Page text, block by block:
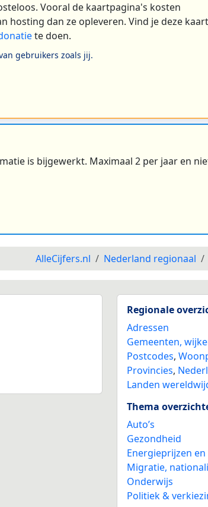
Vooral de kaartpagina's kosten
hosting dan ze opleveren. Vind je deze kaart
te doen.
gebruikers zoals jij.
is bijgewerkt. Maximaal 2 per jaar en
AlleCijfers.nl Nederland regionaal
Regionale
Adressen
Gemeenten,
Postcodes,
Provincies,
Landen
Thema
Auto’s
Gezondheid
Energieprijzen
Migratie,
Onderwijs
Politiek &